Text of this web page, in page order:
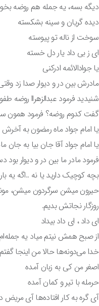
دیگه بسه، یه جمله هم روضه
دیده گریان و سینه بشکسته
سوخت از ناله تو پیوسته
ای ز بی داد یار دل خسته
یا جوادالائمه ادرکنی
مادرش بین در و دیوار صدا زد
شنیدید فرمود عبدالزهراا
گفت کدوم روضه؟ فرمود همون
یا امام جواد ماه رمضون به آخرش
یا امام جواد آقا جان بیا به جان
فرمود مادر ما بین در و دیوار
بچه کوچیک دارید یا نه ..اگه یه
حیرون میشن سرگردون میشن،
روزگار نجاتش بدیم.
ای داد ، ای داد بیداد
از صبح همش نیتم میاد یه
خدا می‌دونه‌ها حالا من اینجا
اصغر من کی به زبان آمده
حرمله با تیر و کمان آمده
آی گره به کار افتاده‌ها آی